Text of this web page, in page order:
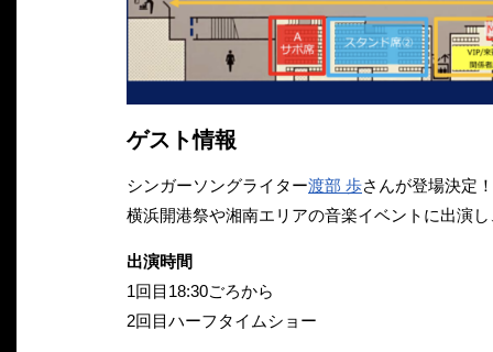
ゲスト情報
シンガーソングライター渡部 歩さんが登場決定！
横浜開港祭や湘南エリアの音楽イベントに出演
出演時間
1回目18:30ごろから
2回目ハーフタイムショー